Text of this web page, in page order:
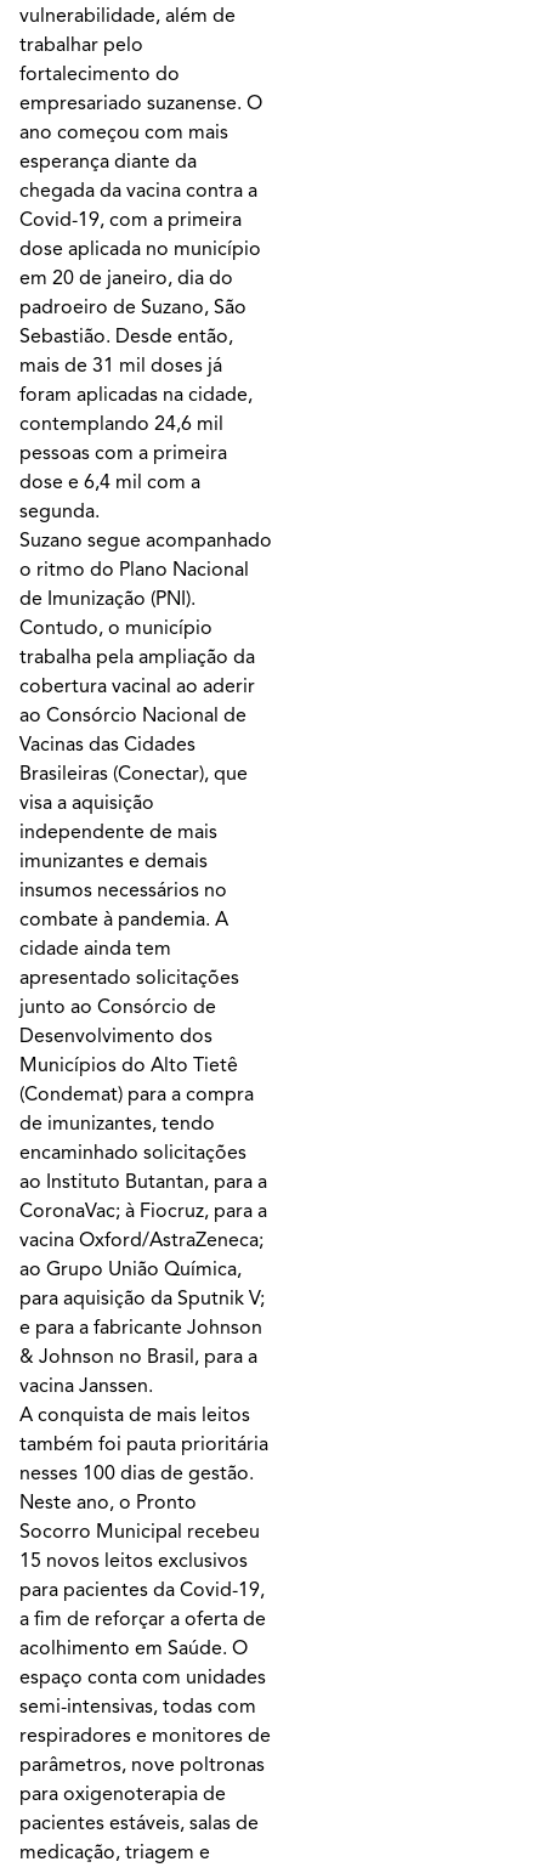
vulnerabilidade, além de
trabalhar pelo
fortalecimento do
empresariado suzanense. O
ano começou com mais
esperança diante da
chegada da vacina contra a
Covid-19, com a primeira
dose aplicada no município
em 20 de janeiro, dia do
padroeiro de Suzano, São
Sebastião. Desde então,
mais de 31 mil doses já
foram aplicadas na cidade,
contemplando 24,6 mil
pessoas com a primeira
dose e 6,4 mil com a
segunda.
Suzano segue acompanhado
o ritmo do Plano Nacional
de Imunização (PNI).
Contudo, o município
trabalha pela ampliação da
cobertura vacinal ao aderir
ao Consórcio Nacional de
Vacinas das Cidades
Brasileiras (Conectar), que
visa a aquisição
independente de mais
imunizantes e demais
insumos necessários no
combate à pandemia. A
cidade ainda tem
apresentado solicitações
junto ao Consórcio de
Desenvolvimento dos
Municípios do Alto Tietê
(Condemat) para a compra
de imunizantes, tendo
encaminhado solicitações
ao Instituto Butantan, para a
CoronaVac; à Fiocruz, para a
vacina Oxford/AstraZeneca;
ao Grupo União Química,
para aquisição da Sputnik V;
e para a fabricante Johnson
& Johnson no Brasil, para a
vacina Janssen.
A conquista de mais leitos
também foi pauta prioritária
nesses 100 dias de gestão.
Neste ano, o Pronto
Socorro Municipal recebeu
15 novos leitos exclusivos
para pacientes da Covid-19,
a fim de reforçar a oferta de
acolhimento em Saúde. O
espaço conta com unidades
semi-intensivas, todas com
respiradores e monitores de
parâmetros, nove poltronas
para oxigenoterapia de
pacientes estáveis, salas de
medicação, triagem e